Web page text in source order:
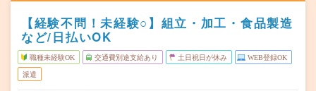
【経験不問！未経験○】組立・加工・食品製造
など/日払いOK
職種未経験OK 交通費別途支給あり 土日祝日が休み WEB登録OK
派遣